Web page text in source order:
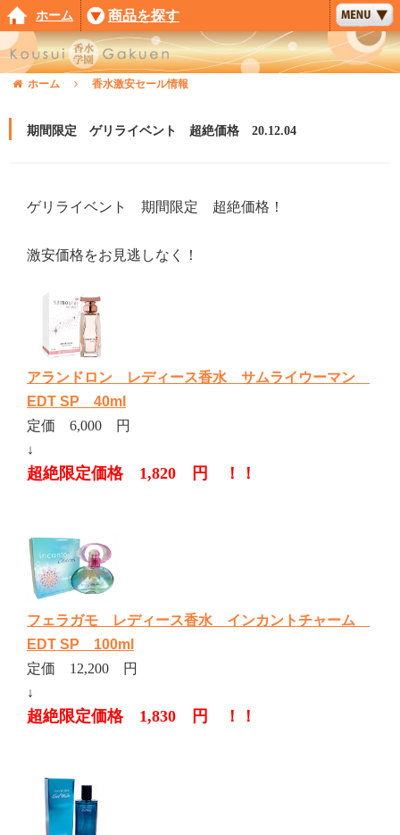
ホーム 商品を探す
ホーム 香水激安セール情報
期間限定 ゲリライベント 超絶価格 20.12.04
ゲリライベント 期間限定 超絶価格！
激安価格をお見逃しなく！
アランドロン レディース香水 サムライウーマン
EDT SP 40ml
定価 6,000 円
↓
超絶限定価格 1,820 円 ！！
フェラガモ レディース香水 インカントチャーム
EDT SP 100ml
定価 12,200 円
↓
超絶限定価格 1,830 円 ！！